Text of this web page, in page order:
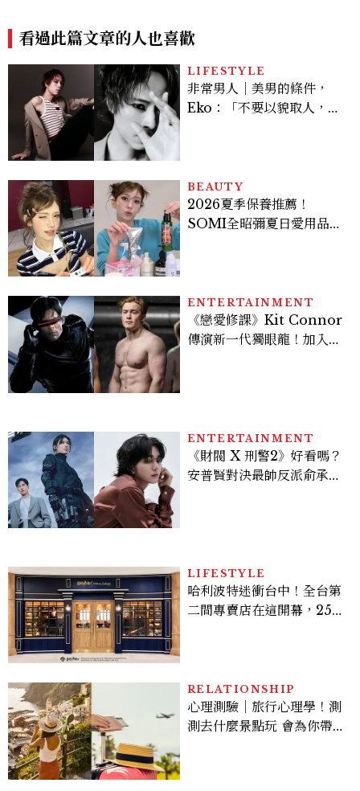
看過此篇文章的人也喜歡
LIFESTYLE
非常男人｜美男的條件，
Eko：「不要以貌取人，內
BEAUTY
2026夏季保養推薦！
SOMI全昭彌夏日愛用品公
ENTERTAINMENT
《戀愛修課》Kit Connor
傳演新一代獨眼龍！加入新
ENTERTAINMENT
《財閥 X 刑警2》好看嗎？
安普賢對決最帥反派俞承
LIFESTYLE
哈利波特迷衝台中！全台第
二間專賣店在這開幕，25週
RELATIONSHIP
心理測驗｜旅行心理學！測
測去什麼景點玩 會為你帶來